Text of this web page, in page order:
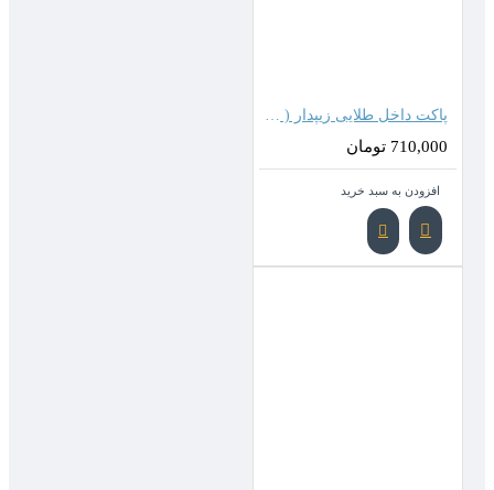
پاکت داخل طلایی زیپدار ( 27*18 سانتیمتر )
710,000 تومان
افزودن به سبد خرید